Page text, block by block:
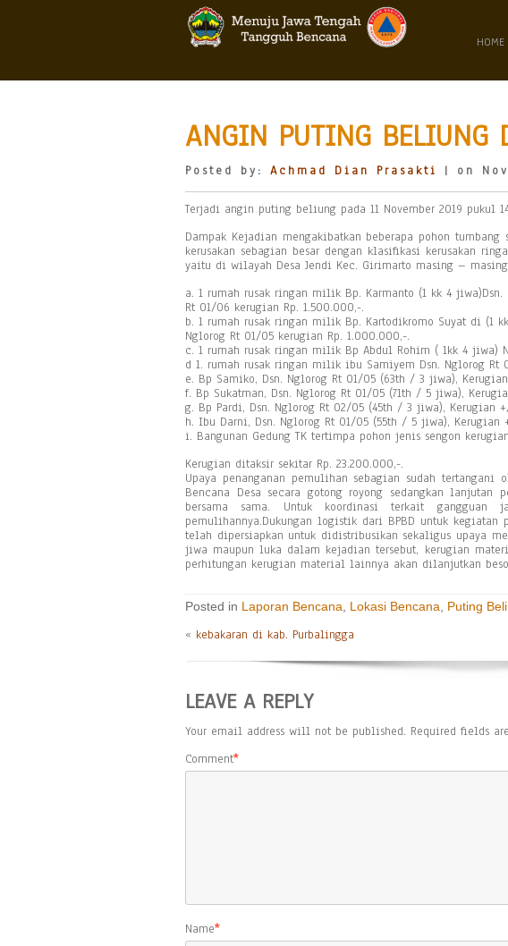
HOME
ANGIN PUTING BELIUNG
Posted by: Achmad Dian Prasakti | on
Terjadi angin puting beliung pada 11 November 2019 pukul
Dampak Kejadian mengakibatkan beberapa pohon
kerusakan sebagian besar dengan klasifikasi kerusakan
yaitu di wilayah Desa Jendi Kec. Girimarto masing –
a. 1 rumah rusak ringan milik Bp. Karmanto (1 kk 4 jiwa)Dsn.
Rt 01/06 kerugian Rp. 1.500.000,-.
b. 1 rumah rusak ringan milik Bp. Kartodikromo Suyat di (1
Nglorog Rt 01/05 kerugian Rp. 1.000.000,-.
c. 1 rumah rusak ringan milik Bp Abdul Rohim ( 1kk 4 jiwa)
d 1. rumah rusak ringan milik ibu Samiyem Dsn. Nglorog
e. Bp Samiko, Dsn. Nglorog Rt 01/05 (63th / 3 jiwa),
f. Bp Sukatman, Dsn. Nglorog Rt 01/05 (71th / 5 jiwa),
g. Bp Pardi, Dsn. Nglorog Rt 02/05 (45th / 3 jiwa), Kerugian
h. Ibu Darni, Dsn. Nglorog Rt 01/05 (55th / 5 jiwa), Kerugian
i. Bangunan Gedung TK tertimpa pohon jenis sengon
Kerugian ditaksir sekitar Rp. 23.200.000,-.
Upaya penanganan pemulihan sebagian sudah tertangani
Bencana Desa secara gotong royong sedangkan lanjutan
bersama sama. Untuk koordinasi terkait
pemulihannya.Dukungan logistik dari BPBD untuk
telah dipersiapkan untuk didistribusikan sekaligus upaya
jiwa maupun luka dalam kejadian tersebut, kerugian
perhitungan kerugian material lainnya akan dilanjutkan
Posted in Laporan Bencana Lokasi Bencana Puting
« kebakaran di kab. Purbalingga
LEAVE A REPLY
Your email address will not be published. Required fields
Comment*
Name*